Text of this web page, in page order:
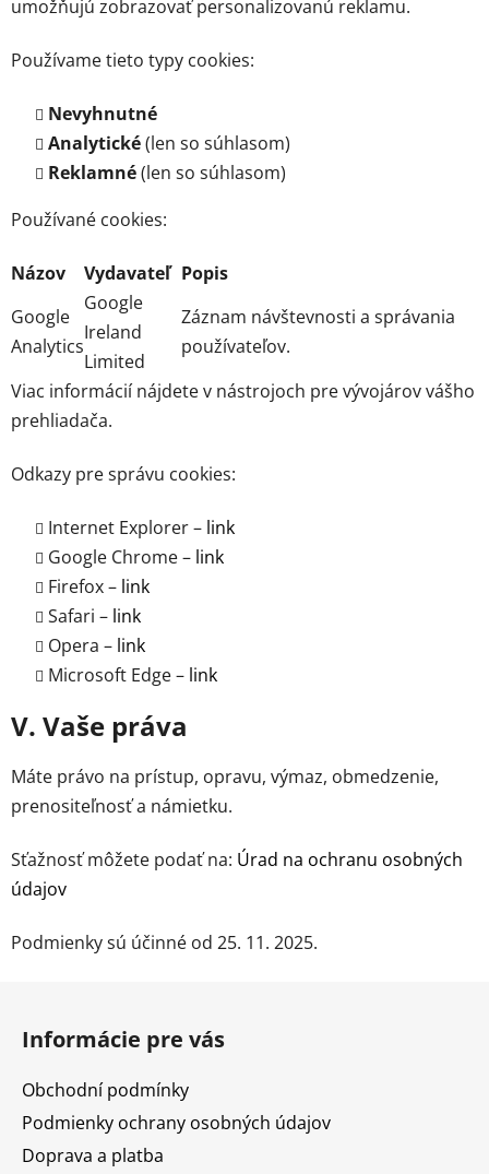
umožňujú zobrazovať personalizovanú reklamu.
Používame tieto typy cookies:
Nevyhnutné
Analytické(len so súhlasom)
Reklamné(len so súhlasom)
Používané cookies:
Názov Vydavateľ Popis
Google
Analytics
Google
Ireland
Limited
Záznam návštevnosti a správania
používateľov.
Viac informácií nájdete v nástrojoch pre vývojárov vášho
prehliadača.
Odkazy pre správu cookies:
Internet Explorer – link
Google Chrome – link
Firefox – link
Safari – link
Opera – link
Microsoft Edge – link
V. Vaše práva
Máte právo na prístup, opravu, výmaz, obmedzenie,
prenositeľnosť a námietku.
Sťažnosť môžete podať na: Úrad na ochranu osobných
údajov
Podmienky sú účinné od 25. 11. 2025.
Informácie pre vás
Obchodní podmínky
Podmienky ochrany osobných údajov
Doprava a platba